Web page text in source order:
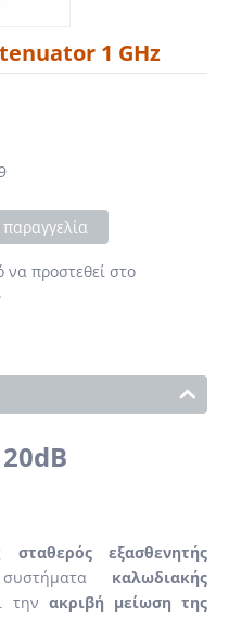
1 GHz
να προστεθεί στο
σταθερός εξασθενητής
καλωδιακής
την ακριβή μείωση της